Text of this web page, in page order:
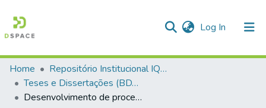
Log In (current)
Communities & Collections
All of DSpace
Home
Repositório Institucional IQSC
Teses e Dissertações (BDTD USP)
Desenvolvimento de procedimento analítico empregando multicomutação em fluxo para determinação fotométrica de cloreto em amostras de coque de petróleo